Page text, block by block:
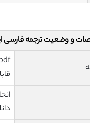
و وضعیت ترجمه فارسی